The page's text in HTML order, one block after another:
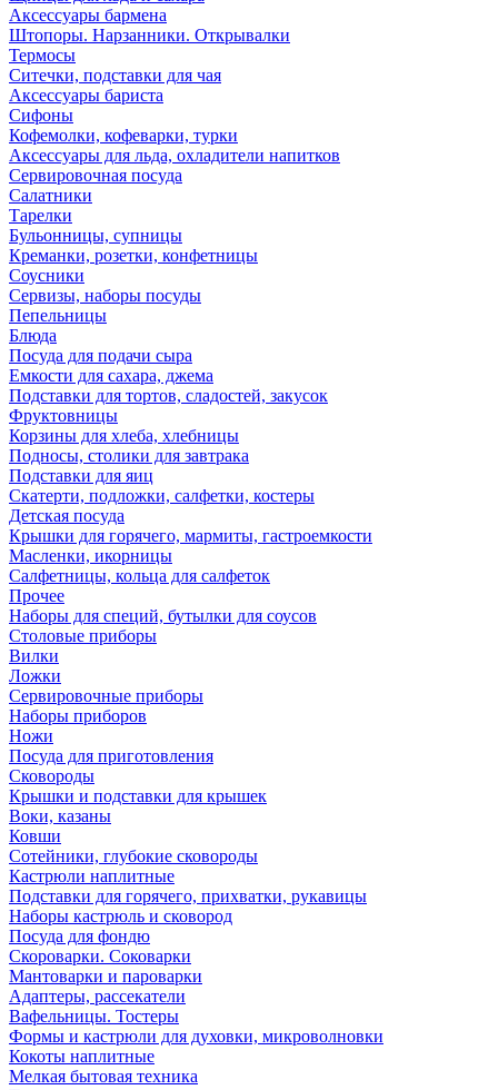
Аксессуары бармена
Штопоры. Нарзанники. Открывалки
Термосы
Ситечки, подставки для чая
Аксессуары бариста
Сифоны
Кофемолки, кофеварки, турки
Аксессуары для льда, охладители напитков
Сервировочная посуда
Салатники
Тарелки
Бульонницы, супницы
Креманки, розетки, конфетницы
Соусники
Сервизы, наборы посуды
Пепельницы
Блюда
Посуда для подачи сыра
Емкости для сахара, джема
Подставки для тортов, сладостей, закусок
Фруктовницы
Корзины для хлеба, хлебницы
Подносы, столики для завтрака
Подставки для яиц
Скатерти, подложки, салфетки, костеры
Детская посуда
Крышки для горячего, мармиты, гастроемкости
Масленки, икорницы
Салфетницы, кольца для салфеток
Прочее
Наборы для специй, бутылки для соусов
Столовые приборы
Вилки
Ложки
Сервировочные приборы
Наборы приборов
Ножи
Посуда для приготовления
Сковороды
Крышки и подставки для крышек
Воки, казаны
Ковши
Сотейники, глубокие сковороды
Кастрюли наплитные
Подставки для горячего, прихватки, рукавицы
Наборы кастрюль и сковород
Посуда для фондю
Скороварки. Соковарки
Мантоварки и пароварки
Адаптеры, рассекатели
Вафельницы. Тостеры
Формы и кастрюли для духовки, микроволновки
Кокоты наплитные
Мелкая бытовая техника